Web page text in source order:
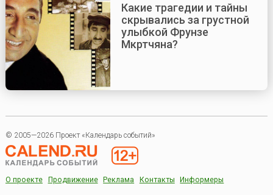
Какие трагедии и тайны
скрывались за грустной
улыбкой Фрунзе
Мкртчяна?
© 2005—2026 Проект «Календарь событий»
О проекте Продвижение Реклама Контакты Информеры